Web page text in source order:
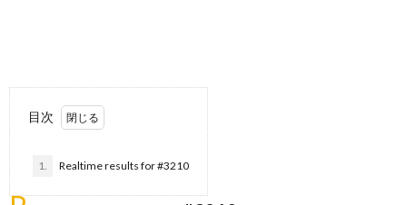
目次
1. Realtime results for #3210